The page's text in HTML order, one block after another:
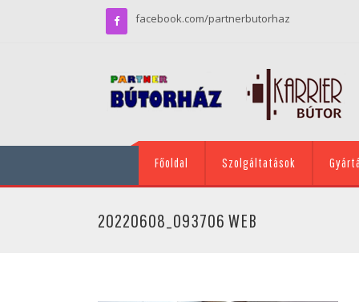
facebook.com/partnerbutorhaz
Főoldal Szolgáltatások
20220608_093706 WEB